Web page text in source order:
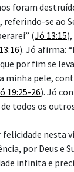
foram
referindo-se ao
(Jó 13:15
). Jó afirma:
por fim se
minha pele,
19:25-26). Jó
todos os
nesta
por Deus e
infinita e